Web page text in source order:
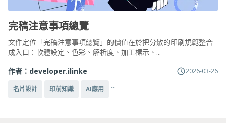
完稿注意事項總覽
文件定位「完稿注意事項總覽」的價值在於把分散的印刷規範整合
成入口：軟體設定、色彩、解析度、加工標示、...
作者： developer.ilinke 2026-03-26
名片設計 印前知識 AI應用 ...